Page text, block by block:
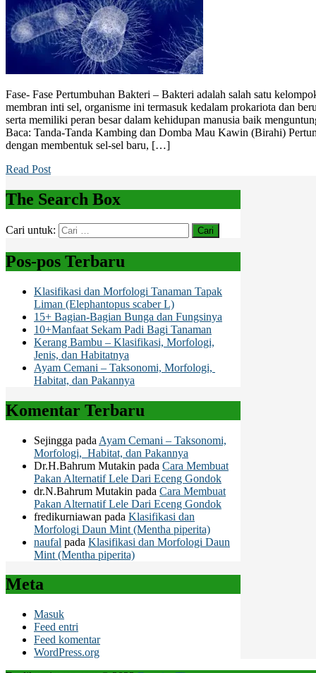
Fase- Fase Pertumbuhan Bakteri – Bakteri adalah salah satu
membran inti sel, organisme ini termasuk kedalam prokariota dan
serta memiliki peran besar dalam kehidupan manusia baik
Baca: Tanda-Tanda Kambing dan Domba Mau Kawin (Birahi)
dengan membentuk sel-sel baru, […]
Read Post
The Search Box
Cari untuk:
Pos-pos Terbaru
Klasifikasi dan Morfologi Tanaman Tapak
Liman (Elephantopus scaber L)
15+ Bagian-Bagian Bunga dan Fungsinya
10+Manfaat Sekam Padi Bagi Tanaman
Kerang Bambu – Klasifikasi, Morfologi,
Jenis, dan Habitatnya
Ayam Cemani – Taksonomi, Morfologi,
Habitat, dan Pakannya
Komentar Terbaru
Sejingga pada Ayam Cemani – Taksonomi,
Morfologi, Habitat, dan Pakannya
Dr.H.Bahrum Mutakin pada Cara Membuat
Pakan Alternatif Lele Dari Eceng Gondok
dr.N.Bahrum Mutakin pada Cara Membuat
Pakan Alternatif Lele Dari Eceng Gondok
fredikurniawan pada Klasifikasi dan
Morfologi Daun Mint (Mentha piperita)
naufal pada Klasifikasi dan Morfologi Daun
Mint (Mentha piperita)
Meta
Masuk
Feed entri
Feed komentar
WordPress.org